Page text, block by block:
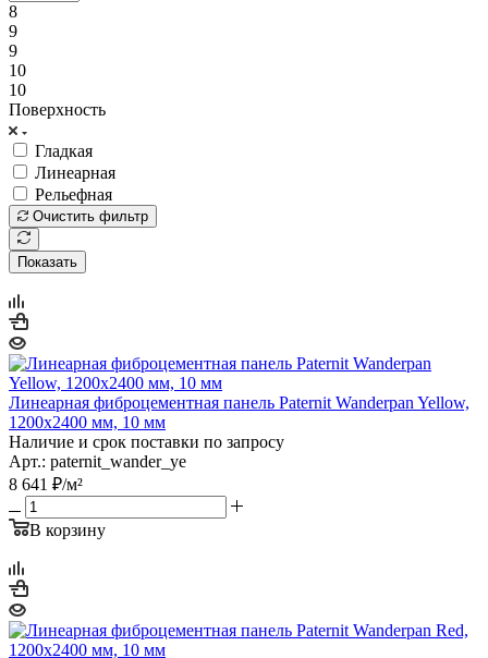
8
9
9
10
10
Поверхность
Гладкая
Линеарная
Рельефная
Очистить фильтр
Показать
Линеарная фиброцементная панель Paternit Wanderpan Yellow,
1200х2400 мм, 10 мм
Наличие и срок поставки по запросу
Арт.: paternit_wander_ye
8 641 ₽/м²
В корзину